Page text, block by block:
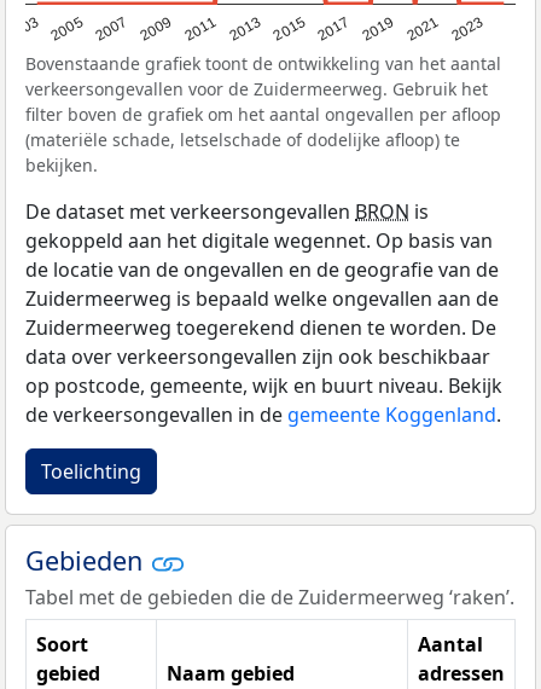
2003 2005 2007 2009 2011 2013 2015 2017 2019 2021 2023
Bovenstaande grafiek toont de ontwikkeling van het aantal
verkeersongevallen voor de Zuidermeerweg. Gebruik het
filter boven de grafiek om het aantal ongevallen per afloop
(materiële schade, letselschade of dodelijke afloop) te
bekijken.
De dataset met verkeersongevallen BRON is
gekoppeld aan het digitale wegennet. Op basis van
de locatie van de ongevallen en de geografie van de
Zuidermeerweg is bepaald welke ongevallen aan de
Zuidermeerweg toegerekend dienen te worden. De
data over verkeersongevallen zijn ook beschikbaar
op postcode, gemeente, wijk en buurt niveau. Bekijk
de verkeersongevallen in de gemeente Koggenland.
Toelichting
Gebieden
Tabel met de gebieden die de Zuidermeerweg ‘raken’.
Soort
gebied
Naam gebied
Aantal
adressen